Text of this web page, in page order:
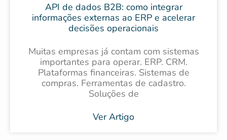
API de dados B2B: como integrar
informações externas ao ERP e acelerar
decisões operacionais
Muitas empresas já contam com sistemas
importantes para operar. ERP. CRM.
Plataformas financeiras. Sistemas de
compras. Ferramentas de cadastro.
Soluções de
Ver Artigo